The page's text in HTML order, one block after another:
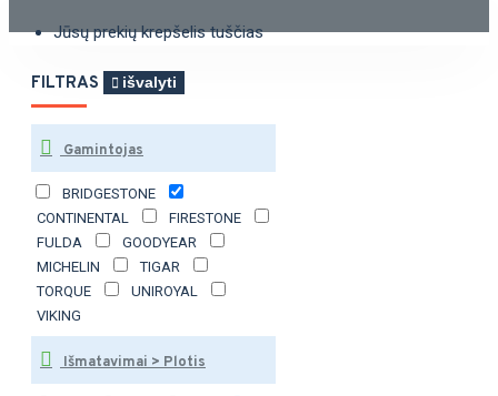
Jūsų prekių krepšelis tuščias
FILTRAS išvalyti
Gamintojas
BRIDGESTONE
CONTINENTAL
FIRESTONE
FULDA
GOODYEAR
MICHELIN
TIGAR
TORQUE
UNIROYAL
VIKING
Išmatavimai > Plotis